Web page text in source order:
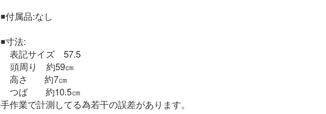
◾️付属品:なし
◾️寸法:
表記サイズ　57.5
高さ       約7㎝
つば　　約10.5㎝
手作業で計測してる為若干の誤差があります。